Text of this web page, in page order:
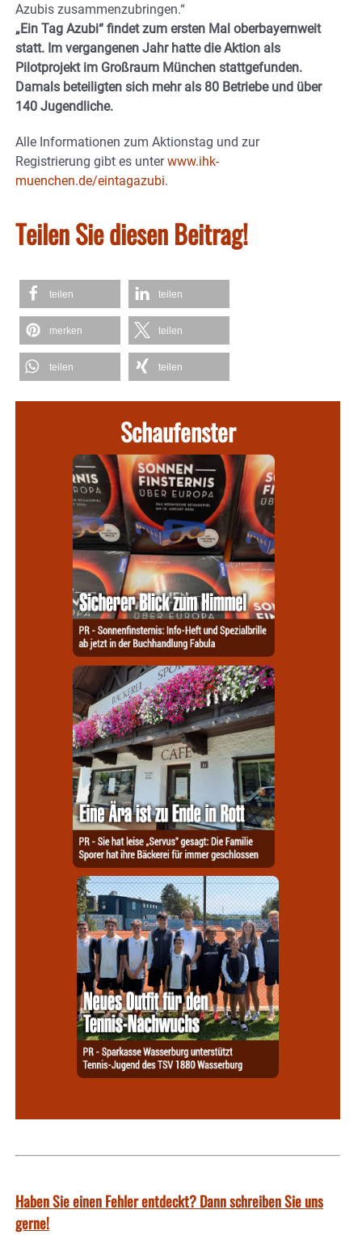
Azubis zusammenzubringen.“
„Ein Tag Azubi“ findet zum ersten Mal oberbayernweit
statt. Im vergangenen Jahr hatte die Aktion als
Pilotprojekt im Großraum München stattgefunden.
Damals beteiligten sich mehr als 80 Betriebe und über
140 Jugendliche.
Alle Informationen zum Aktionstag und zur
Registrierung gibt es unterwww.ihk-
muenchen.de/eintagazubi.
Teilen Sie diesen Beitrag!
teilen teilen
merken teilen
teilen teilen
Schaufenster
Haben Sie einen Fehler entdeckt? Dann schreiben Sie uns
gerne!